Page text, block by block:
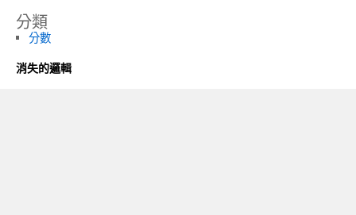
分類
分數
消失的邏輯